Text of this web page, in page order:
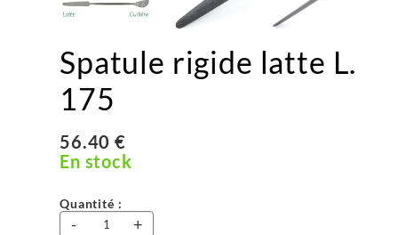
Spatule rigide latte L.
175
56.40 €
En stock
Quantité :
- +